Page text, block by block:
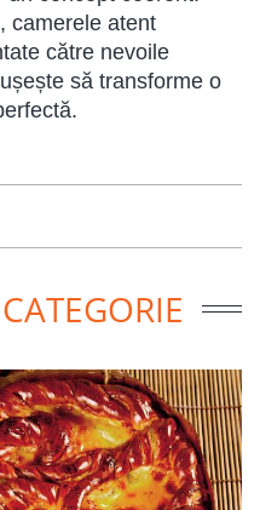
camerele atent
către nevoile
să transforme o
CATEGORIE